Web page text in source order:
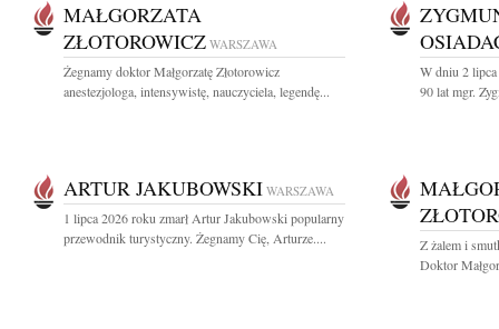
MAŁGORZATA
ZŁOTOROWICZ WARSZAWA
Żegnamy doktor Małgorzatę Złotorowicz
anestezjologa, intensywistę, nauczyciela, legendę...
W dniu 2 lipca
90 lat mgr.
ARTUR JAKUBOWSKI WARSZAWA
1 lipca 2026 roku zmarł Artur Jakubowski popularny
przewodnik turystyczny. Żegnamy Cię, Arturze....
Z żalem i
Doktor